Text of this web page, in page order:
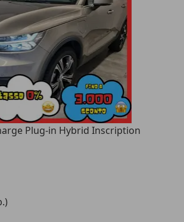
Plug-in Hybrid Inscription